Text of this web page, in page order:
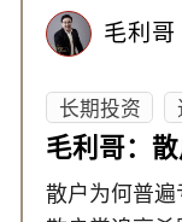
毛利哥
长期投资
毛利哥：散
散户为何普遍